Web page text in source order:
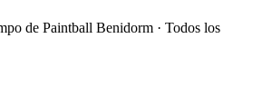
de Paintball Benidorm · Todos los